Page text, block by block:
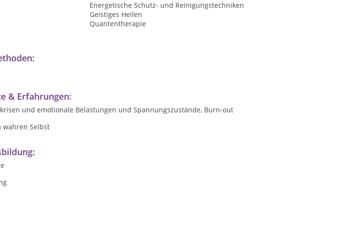
Energetische Schutz- und Reinigungstechniken
Geistiges Heilen
Quantentherapie
& Erfahrungen:
und emotionale Belastungen und Spannungszustände, Burn-out
wahren Selbst